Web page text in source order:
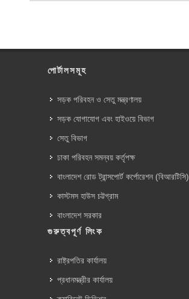
পোর্টালসমূহ
সড়ক পরিবহন ও সেতু মন্ত্রণালয়
সড়ক যোগাযোগ এবং হাইওয়ে বিভাগ
সেতু বিভাগ
ঢাকা পরিবহন সমন্বয় কর্তৃপক্ষ
বাংলাদেশ রোড ট্রান্সপোর্ট কর্পোরেশন (বিআরটিসি)
কাস্টমস হাউস চট্টগ্রাম
বাংলাদেশ সরকার
গুরুত্বপূর্ণ লিংক
রাষ্ট্রপতির কার্যালয়
প্রধানমন্ত্রীর কার্যালয়